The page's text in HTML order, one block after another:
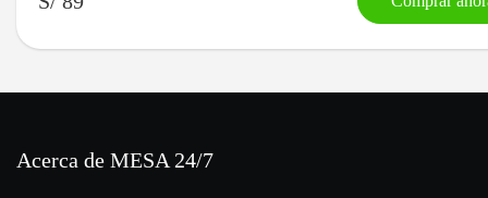
Acerca de MESA 24/7